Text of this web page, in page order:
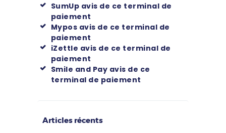
SumUp avis de ce terminal de
paiement
Mypos avis de ce terminal de
paiement
iZettle avis de ce terminal de
paiement
Smile and Pay avis de ce
terminal de paiement
Articles récents